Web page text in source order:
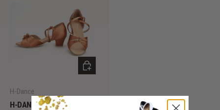
H-Dance
H-DANCE G2176 taneční
VYBERTE MOŽNOSTI